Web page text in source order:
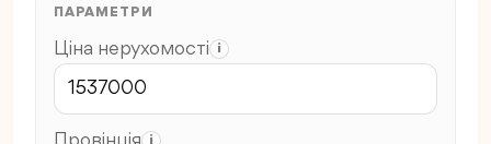
ПАРАМЕТРИ
Ціна нерухомості i
i